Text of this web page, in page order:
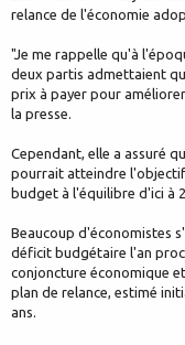
relance de l'économie
"Je me rappelle qu'à
deux partis admettaient
prix à payer pour
la presse.
Cependant, elle a assuré
pourrait atteindre l'objectif
budget à l'équilibre d'ici à
Beaucoup d'économistes
déficit budgétaire l'an
conjoncture économique
plan de relance, estimé
ans.